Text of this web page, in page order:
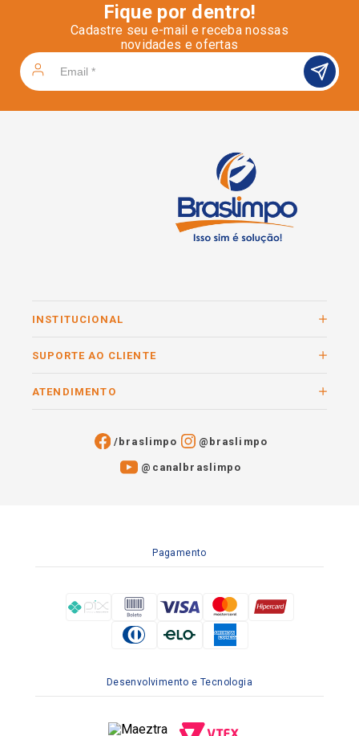
Fique por dentro!
Cadastre seu e-mail e receba nossas
novidades e ofertas
INSTITUCIONAL
SUPORTE AO CLIENTE
ATENDIMENTO
/braslimpo @braslimpo
@canalbraslimpo​
Pagamento
Desenvolvimento e Tecnologia